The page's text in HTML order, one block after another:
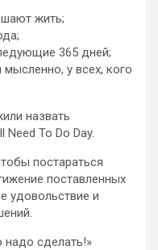
жить;
365 дней;
у всех, кого
назвать
To Do Day.
постараться
поставленных
удовольствие и
сделать!»